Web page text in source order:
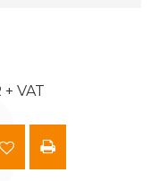
VAT